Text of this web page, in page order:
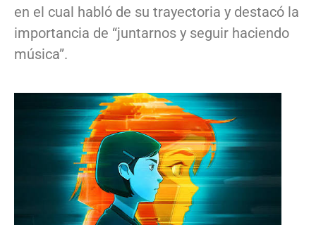
en el cual habló de su trayectoria y destacó la
importancia de “juntarnos y seguir haciendo
música”.